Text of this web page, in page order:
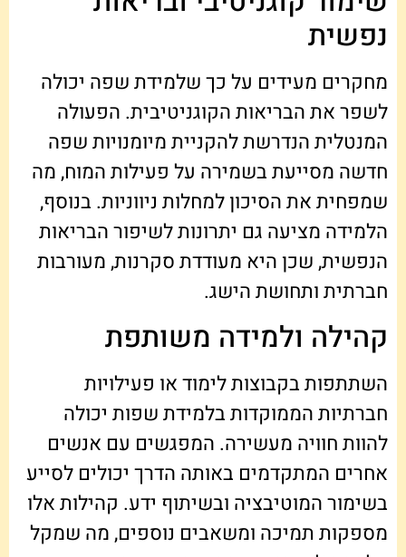
נפשית
מחקרים מעידים על כך שלמידת שפה יכולה
לשפר את הבריאות הקוגניטיבית. הפעולה
המנטלית הנדרשת להקניית מיומנויות שפה
חדשה מסייעת בשמירה על פעילות המוח, מה
שמפחית את הסיכון למחלות ניווניות. בנוסף,
הלמידה מציעה גם יתרונות לשיפור הבריאות
הנפשית, שכן היא מעודדת סקרנות, מעורבות
חברתית ותחושת הישג.
קהילה ולמידה משותפת
השתתפות בקבוצות לימוד או פעילויות
חברתיות הממוקדות בלמידת שפות יכולה
להוות חוויה מעשירה. המפגשים עם אנשים
אחרים המתקדמים באותה הדרך יכולים לסייע
בשימור המוטיבציה ובשיתוף ידע. קהילות אלו
מספקות תמיכה ומשאבים נוספים, מה שמקל